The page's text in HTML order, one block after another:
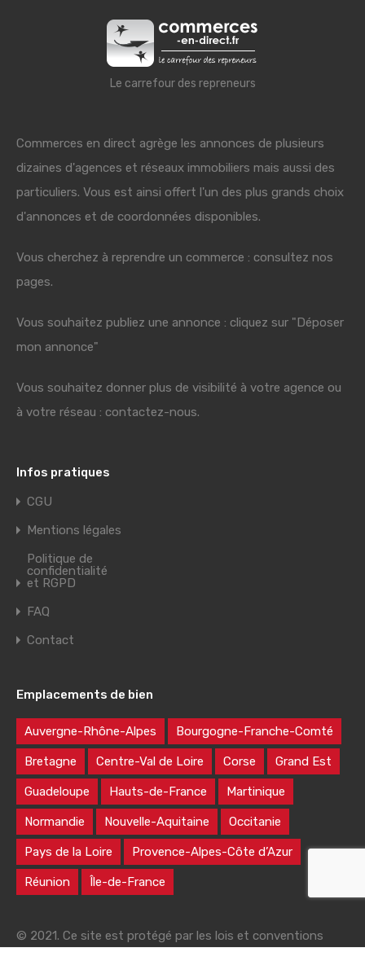
Le carrefour des repreneurs
Commerces en direct agrège les annonces de plusieurs
dizaines d'agences et réseaux immobiliers mais aussi des
particuliers. Vous est ainsi offert l'un des plus grands choix
d'annonces et de coordonnées disponibles.
Vous cherchez à reprendre un commerce : consultez nos
pages.
Vous souhaitez publiez une annonce : cliquez sur "Déposer
mon annonce"
Vous souhaitez donner plus de visibilité à votre agence ou
à votre réseau : contactez-nous.
Infos pratiques
CGU
Mentions légales
Politique de
confidentialité
et RGPD
FAQ
Contact
Emplacements de bien
Auvergne-Rhône-Alpes Bourgogne-Franche-Comté
Bretagne Centre-Val de Loire Corse Grand Est
Guadeloupe Hauts-de-France Martinique
Normandie Nouvelle-Aquitaine Occitanie
Pays de la Loire Provence-Alpes-Côte d’Azur
Réunion Île-de-France
© 2021. Ce site est protégé par les lois et conventions